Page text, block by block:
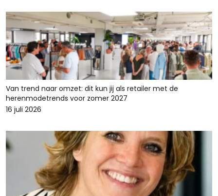
Van trend naar omzet: dit kun jij als retailer met de
herenmodetrends voor zomer 2027
16 juli 2026